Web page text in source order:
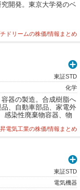
開発。東京大学発のベ
ドリームの株価/情報まとめ
東証STD
化学
器の製造。合成樹脂へ
、自動車部品、家電外
感染性廃棄物容器、物
電気工業の株価/情報まとめ
東証STD
電気機器